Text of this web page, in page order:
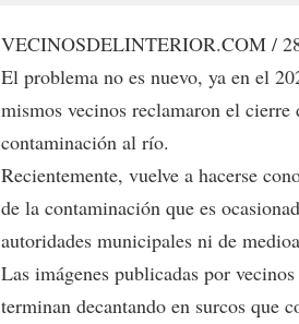
VECINOSDELINTERIOR.COM /
El problema no es nuevo, ya en el
mismos vecinos reclamaron el
contaminación al río.
Recientemente, vuelve a hacerse
de la contaminación que es
autoridades municipales ni de
Las imágenes publicadas por
terminan decantando en surcos que